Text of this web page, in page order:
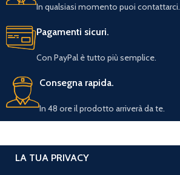
In qualsiasi momento puoi contattarci.
Pagamenti sicuri.
Con PayPal è tutto più semplice.
Consegna rapida.
In 48 ore il prodotto arriverà da te.
LA TUA PRIVACY